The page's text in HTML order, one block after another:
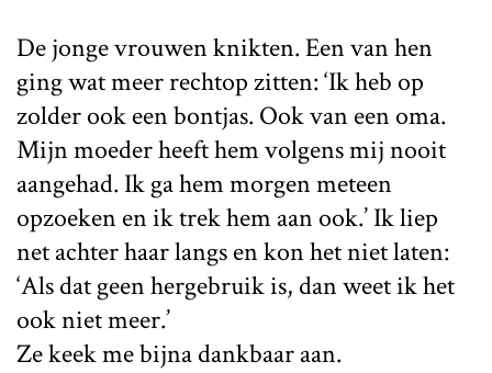
De jonge vrouwen knikten. Een van hen
ging wat meer rechtop zitten: ‘Ik heb op
zolder ook een bontjas. Ook van een oma.
Mijn moeder heeft hem volgens mij nooit
aangehad. Ik ga hem morgen meteen
opzoeken en ik trek hem aan ook.’ Ik liep
net achter haar langs en kon het niet laten:
‘Als dat geen hergebruik is, dan weet ik het
ook niet meer.’
Ze keek me bijna dankbaar aan.